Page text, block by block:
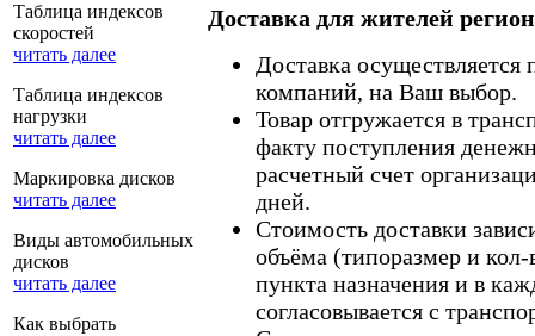
Таблица индексов
скоростей
читать далее
Таблица индексов
нагрузки
читать далее
Маркировка дисков
читать далее
Виды автомобильных
дисков
читать далее
Как выбрать
Доставка для жителей
Доставка
компаний, на Ваш выбор.
Товар отгружается в
факту поступления
расчетный счет
дней.
Стоимость доставки
объёма (типоразмер и кол-
пункта назначения и в
согласовывается с